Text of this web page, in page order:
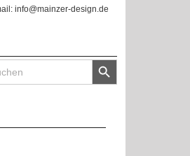
info@mainzer-design.de
Search Button